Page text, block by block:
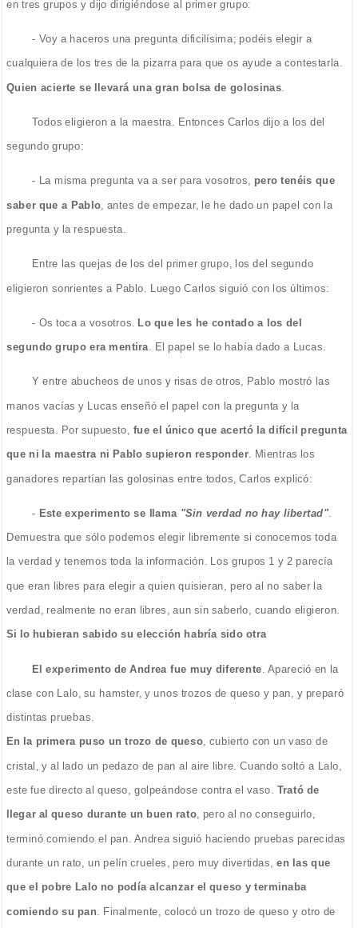
en tres grupos y dijo dirigiéndose al primer grupo:
- Voy a haceros una pregunta dificilísima; podéis elegir a
cualquiera de los tres de la pizarra para que os ayude a contestarla.
Quien acierte se llevará una gran bolsa de golosinas
Todos eligieron a la maestra. Entonces Carlos dijo a los del
segundo grupo:
- La misma pregunta va a ser para vosotros, pero tenéis que
saber que a Pablo, antes de empezar, le he dado un papel con la
pregunta y la respuesta.
Entre las quejas de los del primer grupo, los del segundo
eligieron sonrientes a Pablo. Luego Carlos siguió con los últimos:
- Os toca a vosotros. Lo que les he contado a los del
segundo grupo era mentira . El papel se lo había dado a Lucas.
Y entre abucheos de unos y risas de otros, Pablo mostró las
manos vacías y Lucas enseñó el papel con la pregunta y la
respuesta. Por supuesto, fue el único que acertó la difícil pregunta
que ni la maestra ni Pablo supieron responder . Mientras los
ganadores repartían las golosinas entre todos, Carlos explicó:
- Este experimento se llama "Sin verdad no hay libertad".
Demuestra que sólo podemos elegir libremente si conocemos toda
la verdad y tenemos toda la información. Los grupos 1 y 2 parecía
que eran libres para elegir a quien quisieran, pero al no saber la
verdad, realmente no eran libres, aun sin saberlo, cuando eligieron.
Si lo hubieran sabido su elección habría sido otra
El experimento de Andrea fue muy diferente . Apareció en la
clase con Lalo, su hamster, y unos trozos de queso y pan, y preparó
distintas pruebas.
En la primera puso un trozo de queso, cubierto con un vaso de
cristal, y al lado un pedazo de pan al aire libre. Cuando soltó a Lalo,
este fue directo al queso, golpeándose contra el vaso. Trató de
llegar al queso durante un buen rato, pero al no conseguirlo,
terminó comiendo el pan. Andrea siguió haciendo pruebas parecidas
durante un rato, un pelín crueles, pero muy divertidas, en las que
que el pobre Lalo no podía alcanzar el queso y terminaba
comiendo su pan . Finalmente, colocó un trozo de queso y otro de